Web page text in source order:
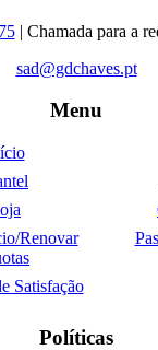
| Chamada para a
sad@gdchaves.pt
Menu
Renovar
Satisfação
Políticas